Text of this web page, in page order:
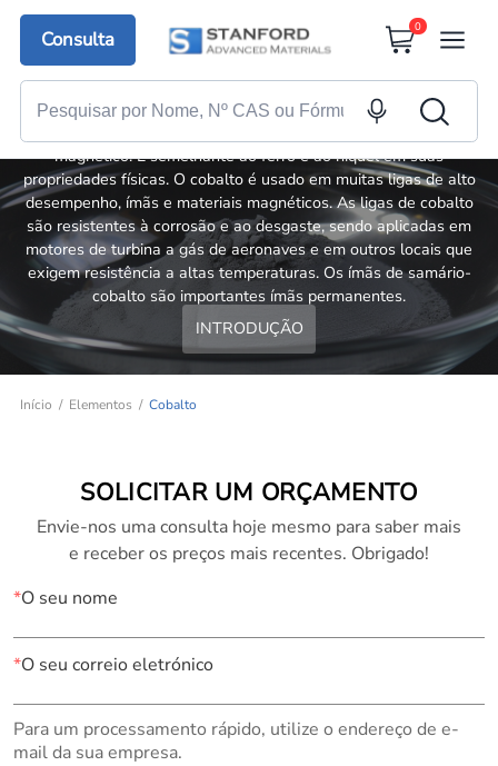
Consulta
0
Cobalto
magnético. É semelhante ao ferro e ao níquel em suas
propriedades físicas. O cobalto é usado em muitas ligas de alto
desempenho, ímãs e materiais magnéticos. As ligas de cobalto
são resistentes à corrosão e ao desgaste, sendo aplicadas em
motores de turbina a gás de aeronaves e em outros locais que
exigem resistência a altas temperaturas. Os ímãs de samário-
cobalto são importantes ímãs permanentes.
INTRODUÇÃO
Início Elementos Cobalto
SOLICITAR UM ORÇAMENTO
Envie-nos uma consulta hoje mesmo para saber mais
e receber os preços mais recentes. Obrigado!
*O seu nome
*O seu correio eletrónico
Para um processamento rápido, utilize o endereço de e-
mail da sua empresa.